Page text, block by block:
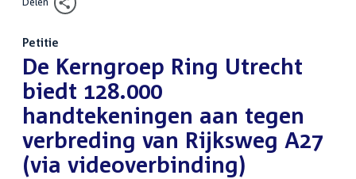
Petitie
:De Kerngroep Ring Utrecht
biedt 128.000
handtekeningen aan tegen
verbreding van Rijksweg A27
(via videoverbinding)